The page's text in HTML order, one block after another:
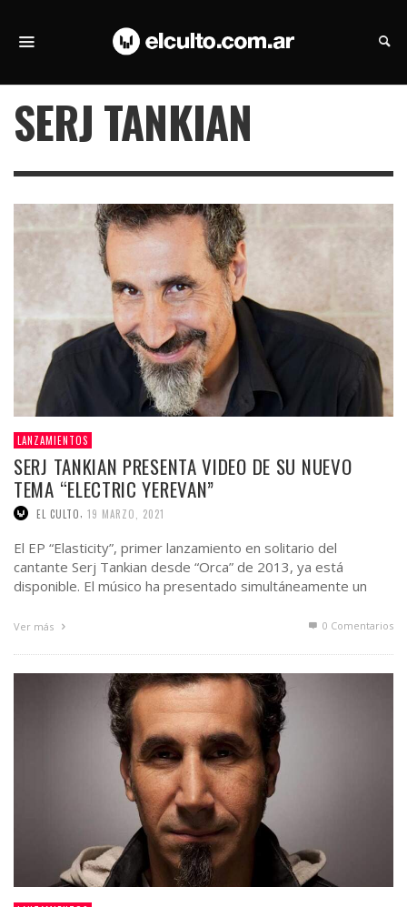
SERJ TANKIAN
LANZAMIENTOS
SERJ TANKIAN PRESENTA VIDEO DE SU NUEVO
TEMA “ELECTRIC YEREVAN”
EL CULTO 19 MARZO, 2021
El EP “Elasticity”, primer lanzamiento en solitario del
cantante Serj Tankian desde “Orca” de 2013, ya está
disponible. El músico ha presentado simultáneamente un
Ver más 0 Comentarios